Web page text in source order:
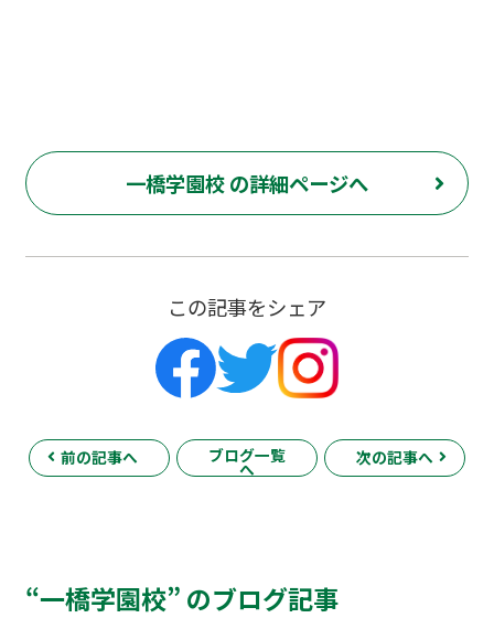
一橋学園校 の詳細ページへ
この記事をシェア
前の記事へ ブログ一覧
へ
次の記事へ
“一橋学園校” のブログ記事